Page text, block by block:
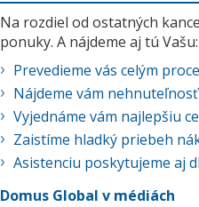
Na rozdiel od ostatných
ponuky. A nájdeme aj tú Vašu:
Prevedieme vás celým
Nájdeme vám
Vyjednáme vám najlepšiu
Zaistíme hladký priebeh
Asistenciu poskytujeme aj
Domus Global v médiách